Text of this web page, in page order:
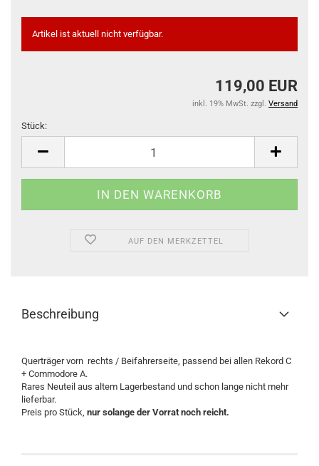
Artikel ist aktuell nicht verfügbar.
119,00 EUR
inkl. 19% MwSt. zzgl. Versand
Stück:
AUF DEN MERKZETTEL
Beschreibung
Querträger vorn rechts / Beifahrerseite, passend bei allen Rekord C
+ Commodore A.
Rares Neuteil aus altem Lagerbestand und schon lange nicht mehr
lieferbar.
Preis pro Stück, nur solange der Vorrat noch reicht.